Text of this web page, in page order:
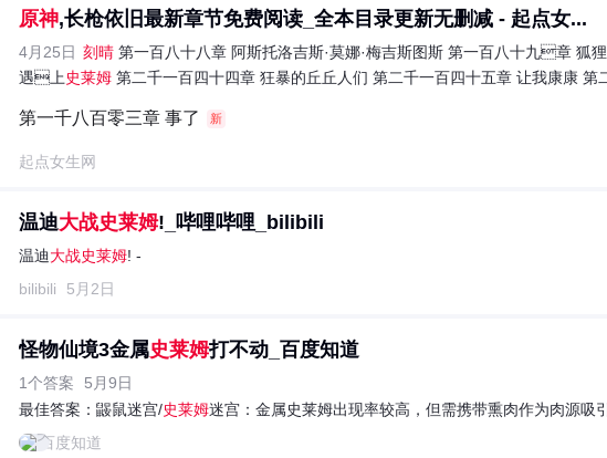
原神,长枪依旧最新章节免费阅读_全本目录更新无删减 - 起点女...
4月25日 刻晴 第一百八十八章 阿斯托洛吉斯·莫娜·梅吉斯图斯 第一百八十九章 狐
遇上 史莱姆 第二千一百四十四章 狂暴的丘丘人们 第二千一百四十五章 让我康康
第一千八百零三章 事了 新
起点女生网
温迪大战史莱姆!_哔哩哔哩_bilibili
温迪大战史莱姆! -
bilibili
5月2日
怪物仙境3金属史莱姆打不动_百度知道
1个答案
5月9日
最佳答案： 鼹鼠迷宫/史莱姆迷宫：金属史莱姆出现率较高，但需携带熏肉作为肉源
百度知道